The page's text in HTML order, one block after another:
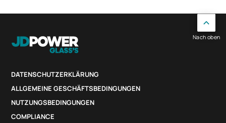
DATENSCHUTZERKLÄRUNG
ALLGEMEINE GESCHÄFTSBEDINGUNGEN
NUTZUNGSBEDINGUNGEN
COMPLIANCE
Nach oben